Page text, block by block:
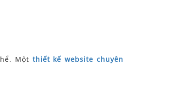
Một thiết kế website chuyên